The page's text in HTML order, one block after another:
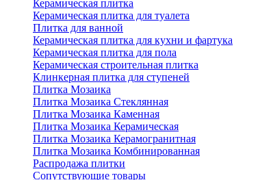
Керамическая плитка
Керамическая плитка для туалета
Плитка для ванной
Керамическая плитка для кухни и фартука
Керамическая плитка для пола
Керамическая строительная плитка
Клинкерная плитка для ступеней
Плитка Мозаика
Плитка Мозаика Стеклянная
Плитка Мозаика Каменная
Плитка Мозаика Керамическая
Плитка Мозаика Керамогранитная
Плитка Мозаика Комбинированная
Распродажа плитки
Сопутствующие товары